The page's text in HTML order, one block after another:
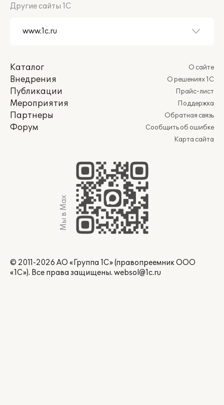
Другие сайты 1С
Каталог
Внедрения
Публикации
Мероприятия
Партнеры
Форум
О сайте
О решениях 1С
Прайс-лист
Поддержка
Обратная связь
Сообщить об ошибке
Карта сайта
Мы в Max
© 2011-2026 АО «Группа 1С» (правопреемник ООО
«1С»). Все права защищены. websol@1c.ru